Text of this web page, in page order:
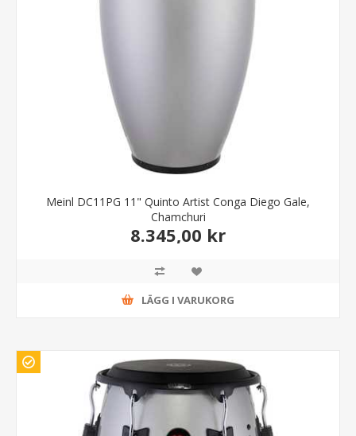
Meinl DC11PG 11" Quinto Artist Conga Diego Gale,
Chamchuri
8.345,00 kr
LÄGG I VARUKORG